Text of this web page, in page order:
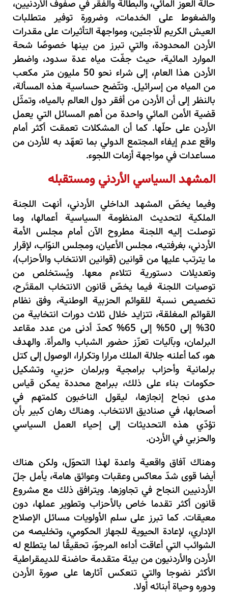
حالة العوز المائي، والبطالة والفقر في صفوف الأردنيين،
والضغوط على الخدمات، وضرورة توفير متطلبات
العيش الكريم للّاجئين، ومواجهة التأثيرات على مقدرات
الأردن المحدودة، والتي تبرز من بينها خصوصًا شحة
الموارد المائية، حيث جفّت مياه عدة سدود، واضطر
الأردن هذا العام، إلى شراء نحو 50 مليون متر مكعب
من المياه من إسرائيل. وتتّضح حساسية هذه المسألة،
بالنظر إلى أن الأردن من أفقر دول العالم بالمياه، وتمثّل
قضية الأمن المائي واحدة من أهم المسائل التي يعمل
الأردن على حلّها. كما أن المشكلات تعمقت أكثر أمام
واقع عدم إيفاء المجتمع الدولي بما تعهّد به للأردن من
مساعدات في مواجهة أزمات اللجوء.
المشهد السياسي الأردني ومستقبله
وفيما يخصّ المشهد الداخلي الأردني، أنهت اللجنة
الملكية لتحديث المنظومة السياسية أعمالها، وما
توصلت إليه اللجنة مطروح الآن أمام مجلس الأمة
الأردني، بغرفتيه، مجلس الأعيان، ومجلس النوّاب، لإقرار
ما يترتب عليها من قوانين (قوانين الانتخاب والأحزاب)،
وتعديلات دستورية تتلاءم معها. ويُستخلص من
توصيات اللجنة فيما يخصّ قانون الانتخاب المقتَرح،
تخصيص نسبة للقوائم الحزبية الوطنية، وفق نظام
القوائم المغلقة، تتزايد خلال ثلاث دورات انتخابية من
30% إلى 50% إلى 65% كحدّ أدنى من عدد مقاعد
البرلمان، وبآليات تعزّز حضور الشباب والمرأة. والهدف
هو، كما أعلنه جلالة الملك مرارا وتكرارا، الوصول إلى كتل
برلمانية وأحزاب برامجية وبرلمان حزبي، وتشكيل
حكومات بناء على ذلك، ببرامج محددة يمكن قياس
مدى نجاح إنجازها، ليقول الناخبون كلمتهم في
أصحابها، في صناديق الانتخاب. وهناك رهان كبير بأن
تؤدّي هذه التحديثات إلى إحياء العمل السياسي
والحزبي في الأردن.
وهناك آفاق واقعية واعدة لهذا التحوّل، ولكن هناك
أيضا قوى شدّ معاكس وعقبات وعوائق هامة، يأمل جلّ
الأردنيين النجاح في تجاوزها. ويترافق ذلك مع مشروع
قانون أكثر تقدما خاص بالأحزاب وتطوير عملها، دون
معيقات. كما تبرز على سلم الأولويات مسائل الإصلاح
الإداري، لإعادة الحيوية للجهاز الحكومي، وتخليصه من
الشوائب التي أعاقت أداءه المرجوّ، تحقيقًا لما يتطلع له
الأردن والأردنيون من بيئة متقدمة حاضنة للديمقراطية
الأكثر نضوجا والتي تنعكس آثارها على صورة الأردن
ودوره وحياة أبنائه أولا.